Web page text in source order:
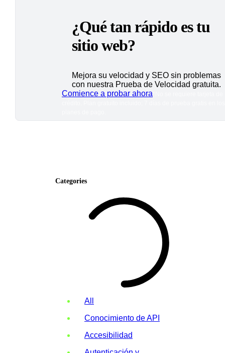
¿Qué tan rápido es tu
sitio web?
Mejora su velocidad y SEO sin problemas
con nuestra Prueba de Velocidad gratuita.
Comience a probar ahora
Categories
All
Conocimiento de API
Accesibilidad